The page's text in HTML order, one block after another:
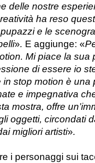
delle nostre
ha reso
e le
». E aggiunge: «
Mi piace la sua
di essere io
in stop motion è una
e impegnativa
mostra, offre
oggetti, circondati
migliori artisti».
i personaggi sui